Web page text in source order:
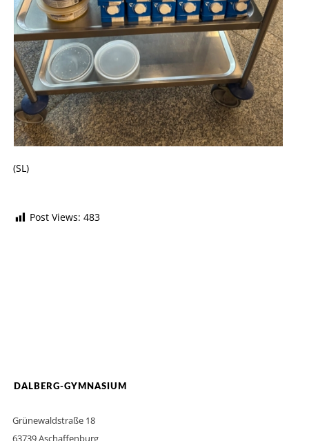
(SL)
Post Views: 483
DALBERG-GYMNASIUM
Grünewaldstraße 18